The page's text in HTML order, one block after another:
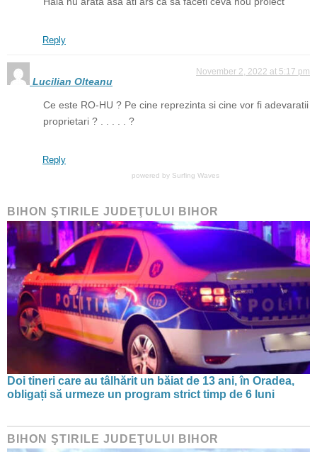
Reply
Lucilian Olteanu
November 2, 2022 at 5:17 pm
Ce este RO-HU ? Pe cine reprezinta si cine vor fi adevaratii
proprietari ? . . . . . ?
Reply
powered by Surfing Waves
BIHON ŞTIRILE JUDEŢULUI BIHOR
Doi tineri care au tâlhărit un băiat de 13 ani, în Oradea,
obligați să urmeze un program strict timp de 6 luni
BIHON ŞTIRILE JUDEŢULUI BIHOR